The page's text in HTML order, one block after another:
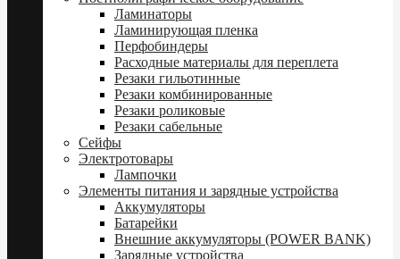
Ламинаторы
Ламинирующая пленка
Перфобиндеры
Расходные материалы для переплета
Резаки гильотинные
Резаки комбинированные
Резаки роликовые
Резаки сабельные
Сейфы
Электротовары
Лампочки
Элементы питания и зарядные устройства
Аккумуляторы
Батарейки
Внешние аккумуляторы (POWER BANK)
Зарядные устройства